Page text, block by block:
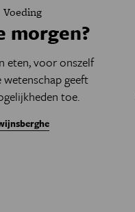
Voeding
morgen?
eten, voor onszelf
geeft
toe.